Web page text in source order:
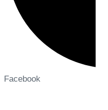
Facebook